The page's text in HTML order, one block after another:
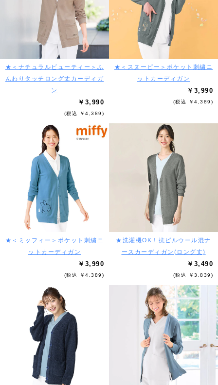
★＜ナチュラルビューティー＞ふ
んわりタッチロング丈カーディガ
ン
￥3,990
(税込 ￥4,389)
★＜スヌーピー＞ポケット刺繍ニ
ットカーディガン
￥3,990
(税込 ￥4,389)
★＜ミッフィー＞ポケット刺繍ニ
ットカーディガン
￥3,990
(税込 ￥4,389)
★洗濯機OK！抗ピルウール混ナ
ースカーディガン(ロング丈)
￥3,490
(税込 ￥3,839)